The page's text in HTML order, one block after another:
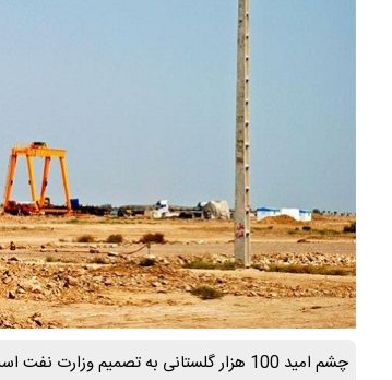
چشم امید 100 هزار گلستانی به تصمیم